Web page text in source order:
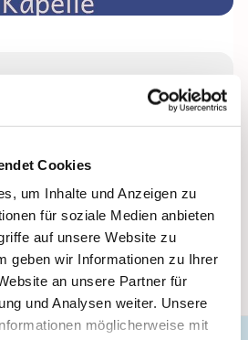
Cookies
um Inhalte und Anzeigen zu
für soziale Medien anbieten
auf unsere Website zu
geben wir Informationen zu Ihrer
an unsere Partner für
und Analysen weiter. Unsere
möglicherweise mit
Mai 2027, 17:00 Uhr